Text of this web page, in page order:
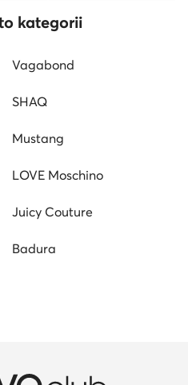
kategorii
Vagabond
SHAQ
Mustang
LOVE Moschino
Juicy Couture
Badura